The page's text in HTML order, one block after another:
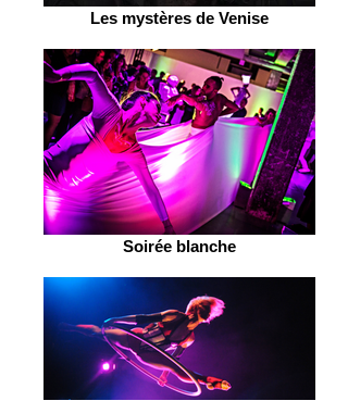
Les mystères de Venise
Soirée blanche